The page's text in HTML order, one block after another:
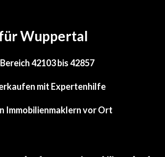
Wuppertal
42103 bis 42857
mit Expertenhilfe
Immobilienmaklern vor Ort